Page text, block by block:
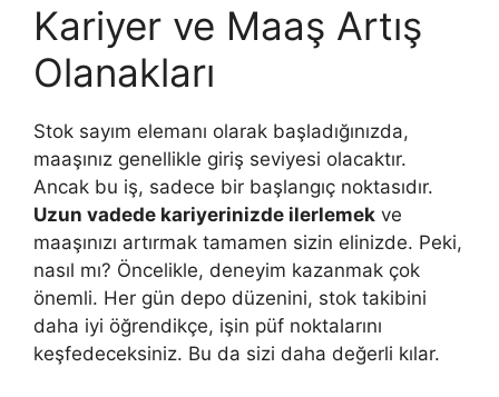
Kariyer ve Maaş Artış
Olanakları
Stok sayım elemanı olarak başladığınızda,
maaşınız genellikle giriş seviyesi olacaktır.
Ancak bu iş, sadece bir başlangıç noktasıdır.
Uzun vadede kariyerinizde ilerlemek ve
maaşınızı artırmak tamamen sizin elinizde. Peki,
nasıl mı? Öncelikle, deneyim kazanmak çok
önemli. Her gün depo düzenini, stok takibini
daha iyi öğrendikçe, işin püf noktalarını
keşfedeceksiniz. Bu da sizi daha değerli kılar.